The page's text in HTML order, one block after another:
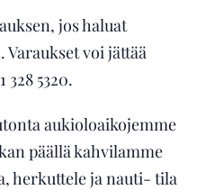
jos haluat
voi jättää
5320.
aukioloaikojemme
päällä kahvilamme
herkuttele ja nauti- tila